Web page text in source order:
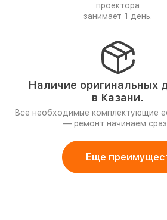
проектора
занимает 1 день.
Наличие оригинальных
в Казани.
Все необходимые комплектующие
— ремонт начинаем
Еще